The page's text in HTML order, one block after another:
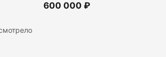
600 000 ₽